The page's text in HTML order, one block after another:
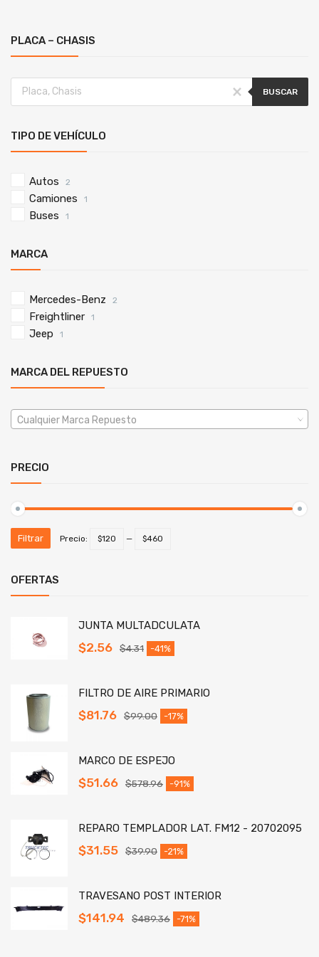
PLACA – CHASIS
BUSCAR
TIPO DE VEHÍCULO
Autos 2
Camiones 1
Buses 1
MARCA
Mercedes-Benz 2
Freightliner 1
Jeep 1
MARCA DEL REPUESTO
Cualquier Marca Repuesto
PRECIO
Filtrar Precio: $120 — $460
OFERTAS
JUNTA MULTADCULATA
$4.31
$2.56 -41%
FILTRO DE AIRE PRIMARIO
$99.00
$81.76 -17%
MARCO DE ESPEJO
$578.96
$51.66 -91%
REPARO TEMPLADOR LAT. FM12 - 20702095
$39.90
$31.55 -21%
TRAVESANO POST INTERIOR
$489.36
$141.94 -71%